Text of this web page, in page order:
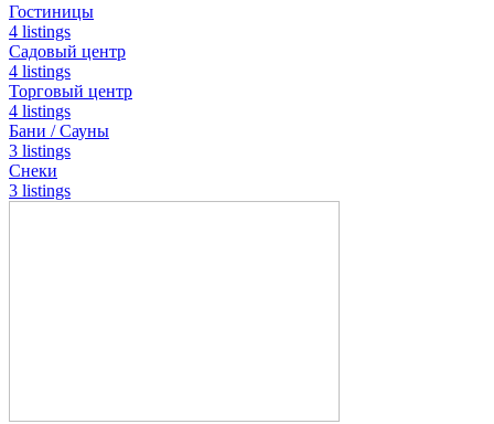
Гостиницы
4 listings
Садовый центр
4 listings
Торговый центр
4 listings
Бани / Сауны
3 listings
Снеки
3 listings